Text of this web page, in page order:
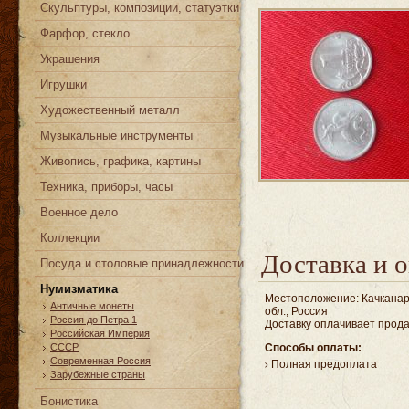
Скульптуры, композиции, статуэтки
Фарфор, стекло
Украшения
Игрушки
Художественный металл
Музыкальные инструменты
Живопись, графика, картины
Техника, приборы, часы
Военное дело
Коллекции
Посуда и столовые принадлежности
Нумизматика
Античные монеты
Россия до Петра 1
Российская Империя
СССР
Современная Россия
Зарубежные страны
Бонистика
Доставка и
Местоположение:
обл., Россия
Доставку оплачивает
Способы оплаты:
Полная предоплата